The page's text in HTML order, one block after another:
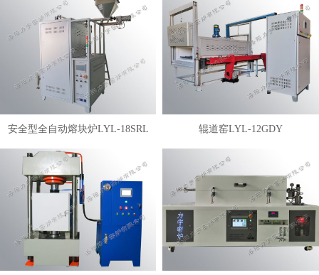
安全型全自动熔块炉LYL-18SRL 辊道窑LYL-12GDY